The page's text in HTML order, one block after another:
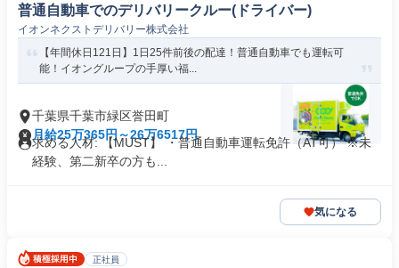
普通自動車でのデリバリークルー(ドライバー)
イオンネクストデリバリー株式会社
【年間休日121日】1日25件前後の配達！普通自動車でも運転可
能！イオングループの手厚い福...
千葉県千葉市緑区誉田町
月給25万365円～26万6517円
求める人材: 【MUST】 ・普通自動車運転免許（AT可） ※未
経験、第二新卒の方も...
気になる
正社員